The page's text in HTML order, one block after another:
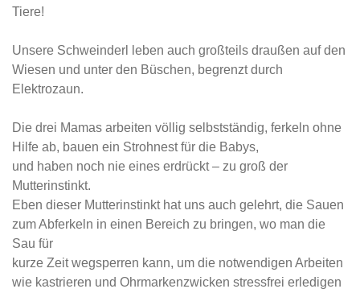
Tiere!
Unsere Schweinderl leben auch großteils draußen auf den
Wiesen und unter den Büschen, begrenzt durch
Elektrozaun.
Die drei Mamas arbeiten völlig selbstständig, ferkeln ohne
Hilfe ab, bauen ein Strohnest für die Babys,
und haben noch nie eines erdrückt – zu groß der
Mutterinstinkt.
Eben dieser Mutterinstinkt hat uns auch gelehrt, die Sauen
zum Abferkeln in einen Bereich zu bringen, wo man die
Sau für
kurze Zeit wegsperren kann, um die notwendigen Arbeiten
wie kastrieren und Ohrmarkenzwicken stressfrei erledigen